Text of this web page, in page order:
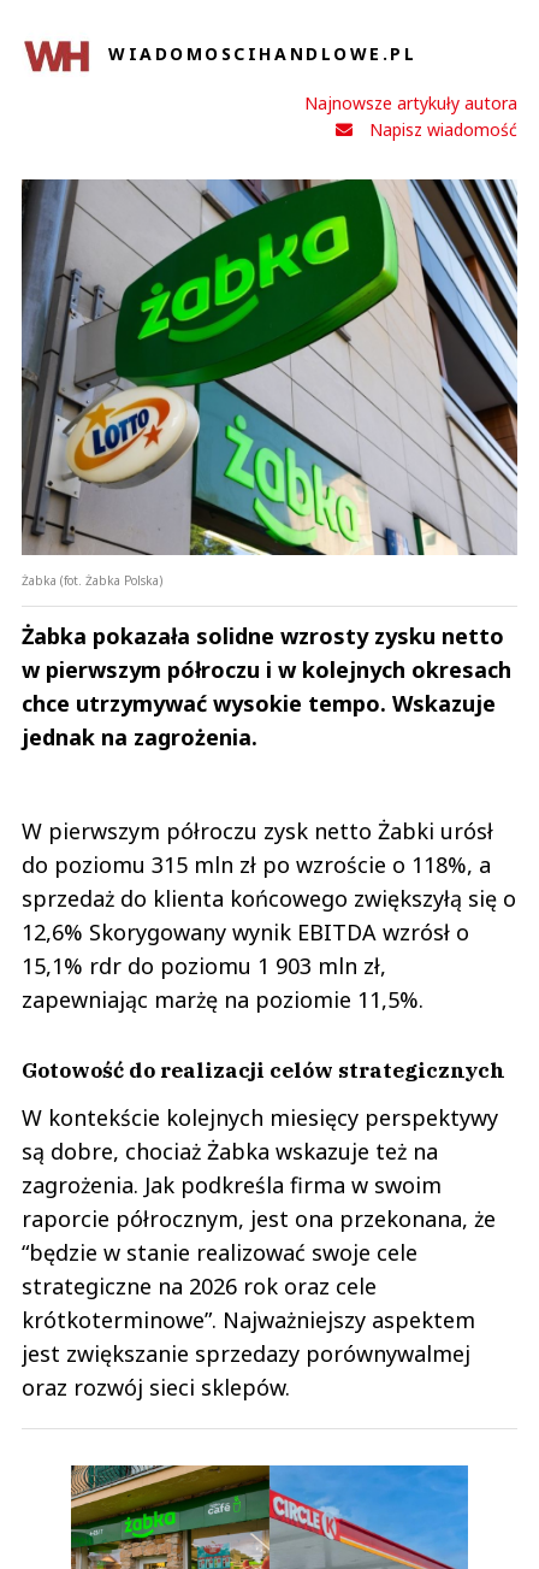
WIADOMOSCIHANDLOWE.PL
Najnowsze artykuły autora
Napisz wiadomość
Żabka (fot. Żabka Polska)
Żabka pokazała solidne wzrosty zysku netto
w pierwszym półroczu i w kolejnych okresach
chce utrzymywać wysokie tempo. Wskazuje
jednak na zagrożenia.
W pierwszym półroczu zysk netto Żabki urósł
do poziomu 315 mln zł po wzroście o 118%, a
sprzedaż do klienta końcowego zwiększyłą się o
12,6% Skorygowany wynik EBITDA wzrósł o
15,1% rdr do poziomu 1 903 mln zł,
zapewniając marżę na poziomie 11,5%.
Gotowość do realizacji celów strategicznych
W kontekście kolejnych miesięcy perspektywy
są dobre, chociaż Żabka wskazuje też na
zagrożenia. Jak podkreśla firma w swoim
raporcie półrocznym, jest ona przekonana, że
“będzie w stanie realizować swoje cele
strategiczne na 2026 rok oraz cele
krótkoterminowe”. Najważniejszy aspektem
jest zwiększanie sprzedazy porównywalmej
oraz rozwój sieci sklepów.